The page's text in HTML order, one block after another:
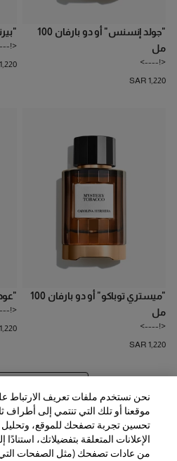
"جولد إنسنس" أو دو بارفان 100
مل
<!---->
SAR 1,220
>
"ميستري توباكو" أو دو بارفان 100
مل
<!---->
SAR 1,220
"عود
>
نحن نستخدم ملفات تعريف الارتباط
موقعنا أو تلك التي تنتمي إلى أطراف
تحسين تجربة تصفحك للموقع، وتحليل
الإعلانات المتعلقة بتفضيلاتك،
من عادات تصفحك (مثل الصفحات التي